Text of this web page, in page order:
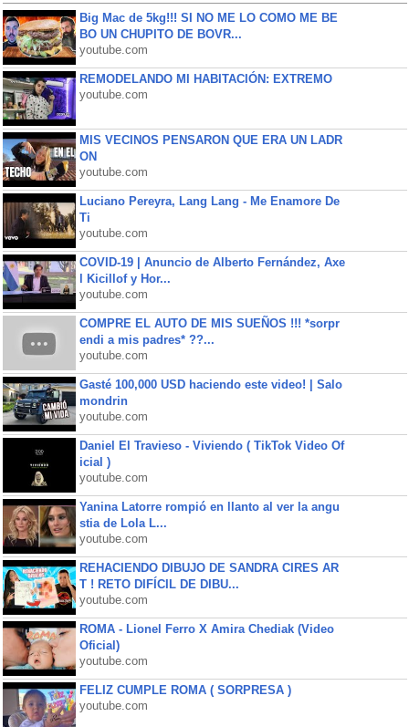
Big Mac de 5kg!!! SI NO ME LO COMO ME BE
BO UN CHUPITO DE BOVR...
youtube.com
REMODELANDO MI HABITACIÓN: EXTREMO
youtube.com
MIS VECINOS PENSARON QUE ERA UN LADR
ON
youtube.com
Luciano Pereyra, Lang Lang - Me Enamore De
Ti
youtube.com
COVID-19 | Anuncio de Alberto Fernández, Axe
l Kicillof y Hor...
youtube.com
COMPRE EL AUTO DE MIS SUEÑOS !!! *sorpr
endi a mis padres* ??...
youtube.com
Gasté 100,000 USD haciendo este video! | Salo
mondrin
youtube.com
Daniel El Travieso - Viviendo ( TikTok Video Of
icial )
youtube.com
Yanina Latorre rompió en llanto al ver la angu
stia de Lola L...
youtube.com
REHACIENDO DIBUJO DE SANDRA CIRES AR
T ! RETO DIFÍCIL DE DIBU...
youtube.com
ROMA - Lionel Ferro X Amira Chediak (Video
Oficial)
youtube.com
FELIZ CUMPLE ROMA ( SORPRESA )
youtube.com